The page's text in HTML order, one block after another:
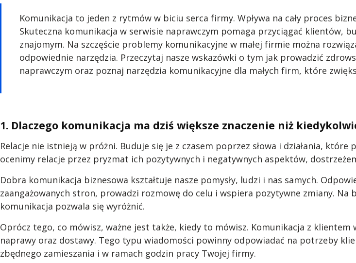
Komunikacja to jeden z rytmów w biciu serca firmy. Wpływa na cały proces
Skuteczna komunikacja w serwisie naprawczym pomaga przyciągać klientów,
znajomym. Na szczęście problemy komunikacyjne w małej firmie można
odpowiednie narzędzia. Przeczytaj nasze wskazówki o tym jak prowadzić
naprawczym oraz poznaj narzędzia komunikacyjne dla małych firm, które
1. Dlaczego komunikacja ma dziś większe znaczenie niż
Relacje nie istnieją w próżni. Buduje się je z czasem poprzez słowa i działania,
ocenimy relacje przez pryzmat ich pozytywnych i negatywnych aspektów,
Dobra komunikacja biznesowa kształtuje nasze pomysły, ludzi i nas samych.
zaangażowanych stron, prowadzi rozmowę do celu i wspiera pozytywne zmiany.
komunikacja pozwala się wyróżnić.
Oprócz tego, co mówisz, ważne jest także, kiedy to mówisz. Komunikacja z
naprawy oraz dostawy. Tego typu wiadomości powinny odpowiadać na potrzeby
zbędnego zamieszania i w ramach godzin pracy Twojej firmy.